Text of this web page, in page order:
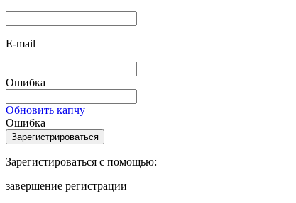
E-mail
Ошибка
Обновить капчу
Ошибка
Зарегистироваться с помощью:
завершение регистрации